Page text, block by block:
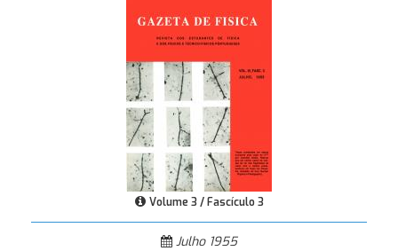
Volume 3 / Fascículo 3
Julho 1955